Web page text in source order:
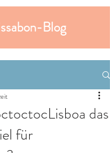
Blog
das
für